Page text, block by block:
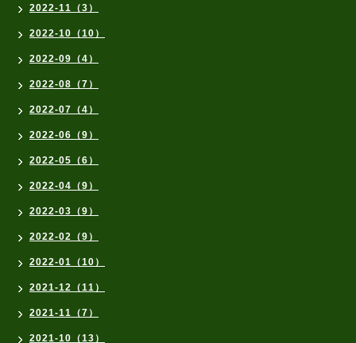
2022-11（3）
2022-10（10）
2022-09（4）
2022-08（7）
2022-07（4）
2022-06（9）
2022-05（6）
2022-04（9）
2022-03（9）
2022-02（9）
2022-01（10）
2021-12（11）
2021-11（7）
2021-10（13）